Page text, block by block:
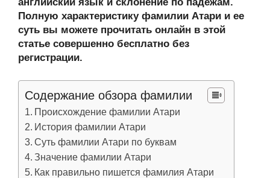
Полную характеристику фамилии Атари и ее
суть вы можете прочитать онлайн в этой
статье совершенно бесплатно без
регистрации.
Содержание обзора фамилии
Происхождение фамилии Атари
История фамилии Атари
Суть фамилии Атари по буквам
Значение фамилии Атари
Как правильно пишется фамилия Атари